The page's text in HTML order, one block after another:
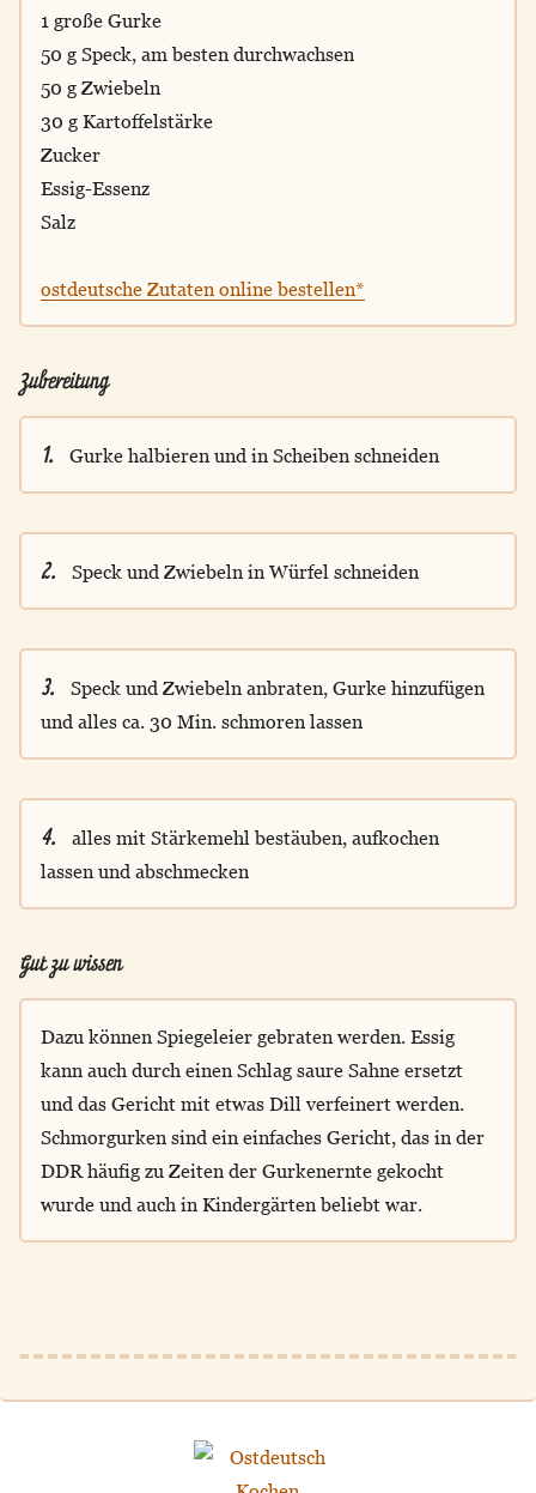
1 große Gurke
50 g Speck, am besten durchwachsen
50 g Zwiebeln
30 g Kartoffelstärke
Zucker
Essig-Essenz
Salz
ostdeutsche Zutaten online bestellen*
Zubereitung
1. Gurke halbieren und in Scheiben schneiden
2. Speck und Zwiebeln in Würfel schneiden
3.
Speck und Zwiebeln anbraten, Gurke hinzufügen
und alles ca. 30 Min. schmoren lassen
4.
alles mit Stärkemehl bestäuben, aufkochen
lassen und abschmecken
Gut zu wissen
Dazu können Spiegeleier gebraten werden. Essig
kann auch durch einen Schlag saure Sahne ersetzt
und das Gericht mit etwas Dill verfeinert werden.
Schmorgurken sind ein einfaches Gericht, das in der
DDR häufig zu Zeiten der Gurkenernte gekocht
wurde und auch in Kindergärten beliebt war.